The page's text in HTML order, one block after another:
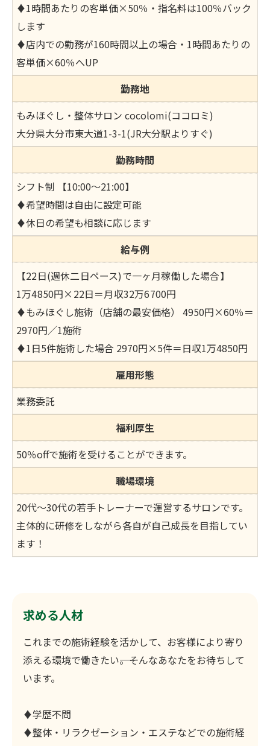
♦1時間あたりの客単価×50％・指名料は100％バック
します
♦店内での勤務が160時間以上の場合・1時間あたりの
客単価×60％へUP
勤務地
もみほぐし・整体サロン cocolomi(ココロミ)
大分県大分市東大道1-3-1(JR大分駅よりすぐ)
勤務時間
シフト制 【10:00～21:00】
♦希望時間は自由に設定可能
♦休日の希望も相談に応じます
給与例
【22日(週休二日ペース)で一ヶ月稼働した場合】
1万4850円×22日＝月収32万6700円
♦もみほぐし施術（店舗の最安価格） 4950円×60％＝
2970円／1施術
♦1日5件施術した場合 2970円×5件＝日収1万4850円
雇用形態
業務委託
福利厚生
50％offで施術を受けることができます。
職場環境
20代～30代の若手トレーナーで運営するサロンです。
主体的に研修をしながら各自が自己成長を目指してい
ます！
求める人材
これまでの施術経験を活かして、お客様により寄り
添える環境で働きたい――。そんなあなたをお待ちして
います。
♦学歴不問
♦整体・リラクゼーション・エステなどでの施術経